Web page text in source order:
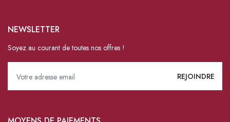
NEWSLETTER
Soyez au courant de toutes nos offres !